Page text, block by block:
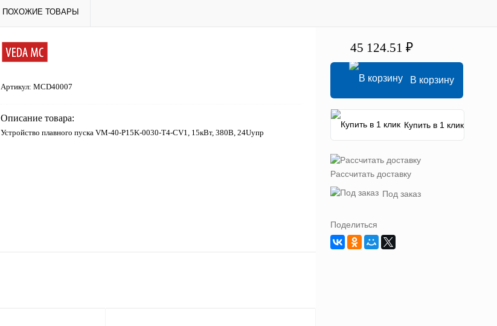
ПОХОЖИЕ ТОВАРЫ
Артикул: MCD40007
Описание товара:
Устройство плавного пуска VM-40-P15K-0030-T4-CV1, 15кВт, 380В, 24Uупр
45 124.51 ₽
В корзину
Купить в 1 клик
Рассчитать доставку
Под заказ
Поделиться